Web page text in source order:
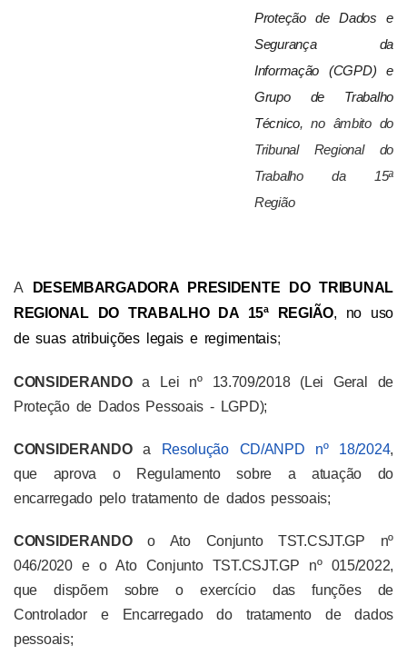
Proteção de Dados e
Segurança da
Informação (CGPD) e
Grupo de Trabalho
Técnico, no âmbito do
Tribunal Regional do
Trabalho da 15ª
Região
A DESEMBARGADORA PRESIDENTE DO TRIBUNAL
REGIONAL DO TRABALHO DA 15ª REGIÃO, no uso
de suas atribuições legais e regimentais;
CONSIDERANDOa Lei nº 13.709/2018 (Lei Geral de
Proteção de Dados Pessoais - LGPD);
CONSIDERANDOa Resolução CD/ANPD nº 18/2024,
que aprova o Regulamento sobre a atuação do
encarregado pelo tratamento de dados pessoais;
CONSIDERANDOo Ato Conjunto TST.CSJT.GP nº
046/2020 e o Ato Conjunto TST.CSJT.GP nº 015/2022,
que dispõem sobre o exercício das funções de
Controlador e Encarregado do tratamento de dados
pessoais;